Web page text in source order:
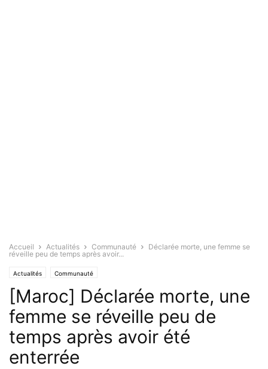
Accueil Actualités Communauté
Déclarée morte, une femme se
réveille peu de temps après avoir...
Actualités Communauté
[Maroc] Déclarée morte, une
femme se réveille peu de
temps après avoir été
enterrée